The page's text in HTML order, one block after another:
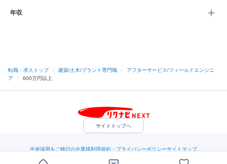
年収
転職・求人トップ / 建築/土木/プラント専門職 /
アフターサービス/フィールドエンジニ
ア
/ 600万円以上
サイトトップへ
中途採用をご検討の企業様利用規約・プライバシーポリシーサイトマップ